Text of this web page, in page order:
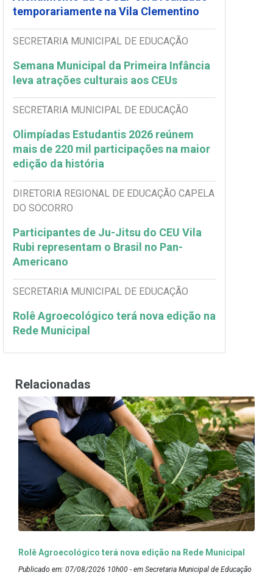
temporariamente na Vila Clementino
SECRETARIA MUNICIPAL DE EDUCAÇÃO
Semana Municipal da Primeira Infância
leva atrações culturais aos CEUs
SECRETARIA MUNICIPAL DE EDUCAÇÃO
Olimpíadas Estudantis 2026 reúnem
mais de 220 mil participações na maior
edição da história
DIRETORIA REGIONAL DE EDUCAÇÃO CAPELA
DO SOCORRO
Participantes de Ju-Jitsu do CEU Vila
Rubi representam o Brasil no Pan-
Americano
SECRETARIA MUNICIPAL DE EDUCAÇÃO
Rolê Agroecológico terá nova edição na
Rede Municipal
Relacionadas
Rolê Agroecológico terá nova edição na Rede Municipal
Publicado em: 07/08/2026 10h00 - em Secretaria Municipal de Educação